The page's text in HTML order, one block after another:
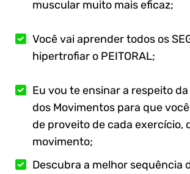
muscular muito mais eficaz;
Você vai aprender todos os
hipertrofiar o PEITORAL;
Eu vou te ensinar a respeito
dos Movimentos para que
de proveito de cada exercício,
movimento;
Descubra a melhor sequência